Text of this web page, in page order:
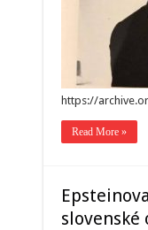
https://
Read More »
slovenské